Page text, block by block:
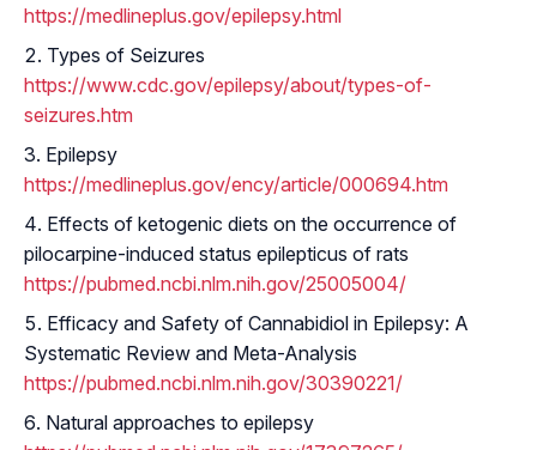
https://medlineplus.gov/epilepsy.html
Types of Seizures
https://www.cdc.gov/epilepsy/about/types-of-
seizures.htm
Epilepsy
https://medlineplus.gov/ency/article/000694.htm
Effects of ketogenic diets on the occurrence of
pilocarpine-induced status epilepticus of rats
https://pubmed.ncbi.nlm.nih.gov/25005004/
Efficacy and Safety of Cannabidiol in Epilepsy: A
Systematic Review and Meta-Analysis
https://pubmed.ncbi.nlm.nih.gov/30390221/
Natural approaches to epilepsy